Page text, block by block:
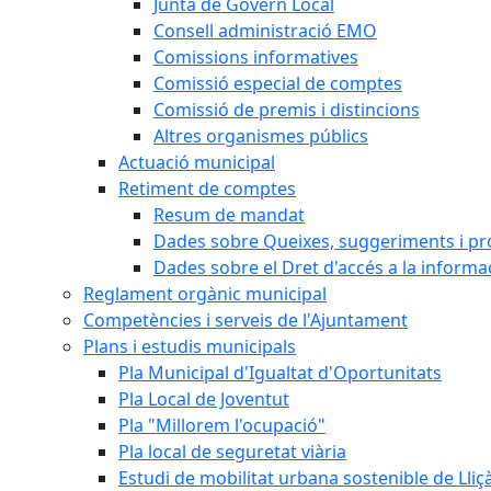
Consell administració EMO
Comissions informatives
Comissió especial de comptes
Comissió de premis i distincions
Altres organismes públics
Actuació municipal
Retiment de comptes
Resum de mandat
Dades sobre Queixes, suggeriments i
Dades sobre el Dret d'accés a la
Reglament orgànic municipal
Competències i serveis de l'Ajuntament
Plans i estudis municipals
Pla Municipal d'Igualtat d'Oportunitats
Pla Local de Joventut
Pla "Millorem l'ocupació"
Pla local de seguretat viària
Estudi de mobilitat urbana sostenible de